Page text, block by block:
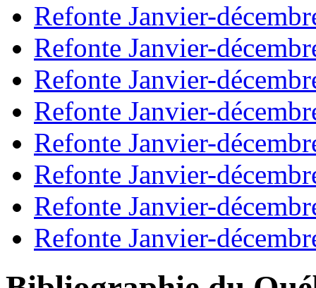
Refonte Janvier-
Refonte Janvier-
Refonte Janvier-
Refonte Janvier-
Refonte Janvier-
Refonte Janvier-
Refonte Janvier-
Refonte Janvier-